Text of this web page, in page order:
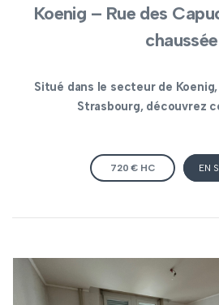
Koenig – Rue des
chaussée
Situé dans le secteur de
Strasbourg, découvrez
720 € HC EN